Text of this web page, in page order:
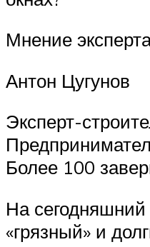
Мнение
Антон Цугунов
Эксперт-
Более 100
На
«грязный» и